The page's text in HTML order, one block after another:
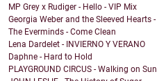
MP Grey x Rudiger - Hello - VIP Mix
Georgia Weber and the Sleeved Hearts
The Everminds - Come Clean
Lena Dardelet - INVIERNO Y VERANO
Daphne - Hard to Hold
PLAYGROUND CIRCUS - Walking on